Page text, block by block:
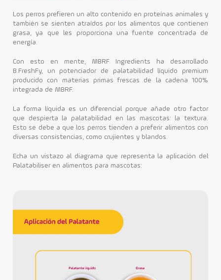
Los perros prefieren un alto contenido en proteínas animales y
también se sienten atraídos por los alimentos que contienen
grasa, ya que les proporciona una fuente concentrada de
energía.
Con esto en mente, MBRF Ingredients ha desarrollado
B.FreshFy, un potenciador de palatabilidad líquido premium
producido con materias primas frescas de la cadena 100%
integrada de MBRF.
La forma líquida es un diferencial porque añade otro factor
que despierta la palatabilidad en las mascotas: la textura.
Esto se debe a que los perros tienden a preferir alimentos con
diversas consistencias, como crujientes y blandos.
Echa un vistazo al diagrama que representa la aplicación del
Palatabiliser en alimentos para mascotas: